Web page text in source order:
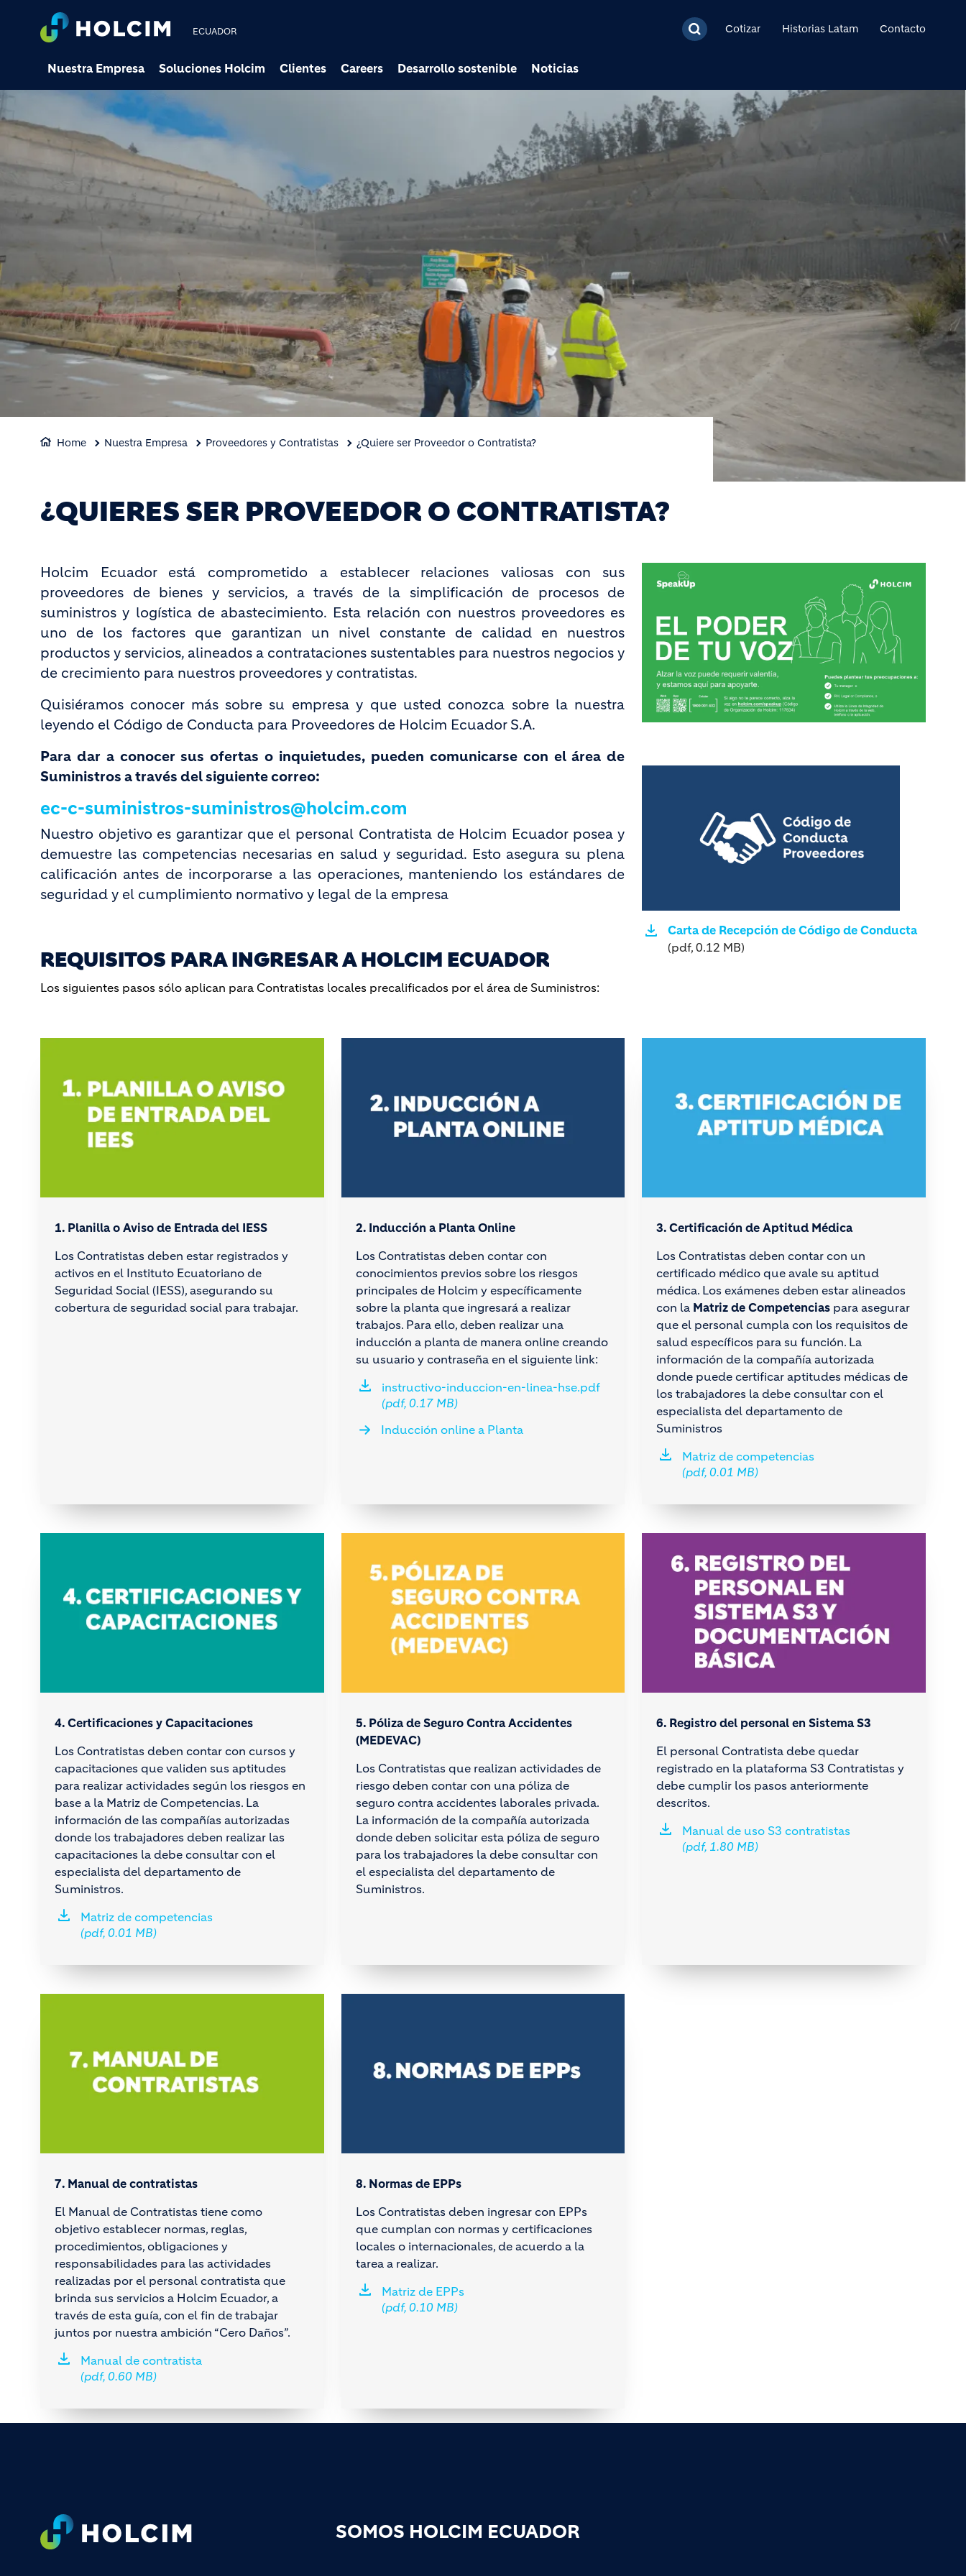
ECUADOR Cotizar Historias Latam Contacto
Nuestra Empresa Soluciones Holcim Clientes Careers Desarrollo sostenible Noticias
Home Nuestra Empresa Proveedores y Contratistas ¿Quiere ser Proveedor o Contratista?
¿QUIERES SER PROVEEDOR O CONTRATISTA?
​Holcim Ecuador está comprometido a establecer relaciones valiosas con sus
proveedores de bienes y servicios, a través de la simplificación de procesos de
suministros y logística de abastecimiento. Esta relación con nuestros proveedores es
uno de los factores que garantizan un nivel constante de calidad en nuestros
productos y servicios, alineados a contrataciones sustentables para nuestros negocios y
de crecimiento para nuestros proveedores y contratistas.
Quisiéramos conocer más sobre su empresa y que usted conozca sobre la nuestra
leyendo el Código de Conducta para Proveedores de Holcim Ecuador S.A.
Para dar a conocer sus ofertas o inquietudes, pueden comunicarse con el área de
Suministros a través del siguiente correo:
ec-c-suministros-suministros@holcim.com
Nuestro objetivo es garantizar que el personal Contratista de Holcim Ecuador posea y
demuestre las competencias necesarias en salud y seguridad. Esto asegura su plena
calificación antes de incorporarse a las operaciones, manteniendo los estándares de
seguridad y el cumplimiento normativo y legal de la empresa
REQUISITOS PARA INGRESAR A HOLCIM ECUADOR
Los siguientes pasos sólo aplican para Contratistas locales precalificados por el área de Suministros:
Image
Carta de Recepción de Código de Conducta
(pdf, 0.12 MB)
1. Planilla o Aviso de Entrada del IESS
Los Contratistas deben estar registrados y
activos en el Instituto Ecuatoriano de
Seguridad Social (IESS), asegurando su
cobertura de seguridad social para trabajar.
2. Inducción a Planta Online
Los Contratistas deben contar con
conocimientos previos sobre los riesgos
principales de Holcim y específicamente
sobre la planta que ingresará a realizar
trabajos. Para ello, deben realizar una
inducción a planta de manera online creando
su usuario y contraseña en el siguiente link:
instructivo-induccion-en-linea-hse.pdf
(pdf, 0.17 MB)
Inducción online a Planta
3. Certificación de Aptitud Médica
Los Contratistas deben contar con un
certificado médico que avale su aptitud
médica. Los exámenes deben estar alineados
con la Matriz de Competencias para asegurar
que el personal cumpla con los requisitos de
salud específicos para su función. La
información de la compañía autorizada
donde puede certificar aptitudes médicas de
los trabajadores la debe consultar con el
especialista del departamento de
Suministros
Matriz de competencias
(pdf, 0.01 MB)
4. Certificaciones y Capacitaciones
Los Contratistas deben contar con cursos y
capacitaciones que validen sus aptitudes
para realizar actividades según los riesgos en
base a la Matriz de Competencias. La
información de las compañías autorizadas
donde los trabajadores deben realizar las
capacitaciones la debe consultar con el
especialista del departamento de
Suministros.
Matriz de competencias
(pdf, 0.01 MB)
5. Póliza de Seguro Contra Accidentes
(MEDEVAC)
Los Contratistas que realizan actividades de
riesgo deben contar con una póliza de
seguro contra accidentes laborales privada.
La información de la compañía autorizada
donde deben solicitar esta póliza de seguro
para los trabajadores la debe consultar con
el especialista del departamento de
Suministros.
6. Registro del personal en Sistema S3
El personal Contratista debe quedar
registrado en la plataforma S3 Contratistas y
debe cumplir los pasos anteriormente
descritos.
Manual de uso S3 contratistas
(pdf, 1.80 MB)
7. Manual de contratistas
El Manual de Contratistas tiene como
objetivo establecer normas, reglas,
procedimientos, obligaciones y
responsabilidades para las actividades
realizadas por el personal contratista que
brinda sus servicios a Holcim Ecuador, a
través de esta guía, con el fin de trabajar
juntos por nuestra ambición “Cero Daños”.
Manual de contratista
(pdf, 0.60 MB)
8. Normas de EPPs
Los Contratistas deben ingresar con EPPs
que cumplan con normas y certificaciones
locales o internacionales, de acuerdo a la
tarea a realizar.
Matriz de EPPs
(pdf, 0.10 MB)
SOMOS HOLCIM ECUADOR